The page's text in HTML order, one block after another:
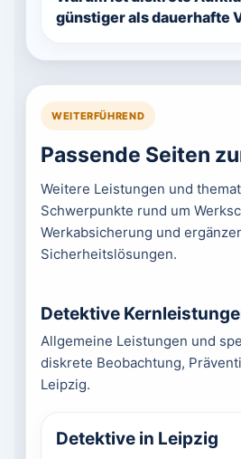
günstiger als dauerhafte
WEITERFÜHREND
Passende Seiten
Weitere Leistungen und
Schwerpunkte rund um
Werkabsicherung und
Sicherheitslösungen.
Detektive
Allgemeine Leistungen und
diskrete Beobachtung,
Leipzig.
Detektive in Leipzig